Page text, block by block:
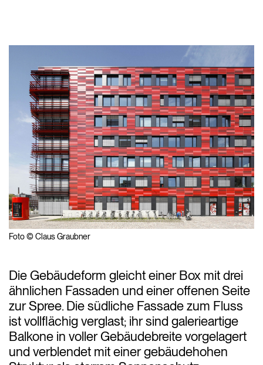
Foto © Claus Graubner
Die Gebäudeform gleicht einer Box mit drei
ähnlichen Fassaden und einer offenen Seite
zur Spree. Die südliche Fassade zum Fluss
ist vollflächig verglast; ihr sind galerieartige
Balkone in voller Gebäudebreite vorgelagert
und verblendet mit einer gebäudehohen